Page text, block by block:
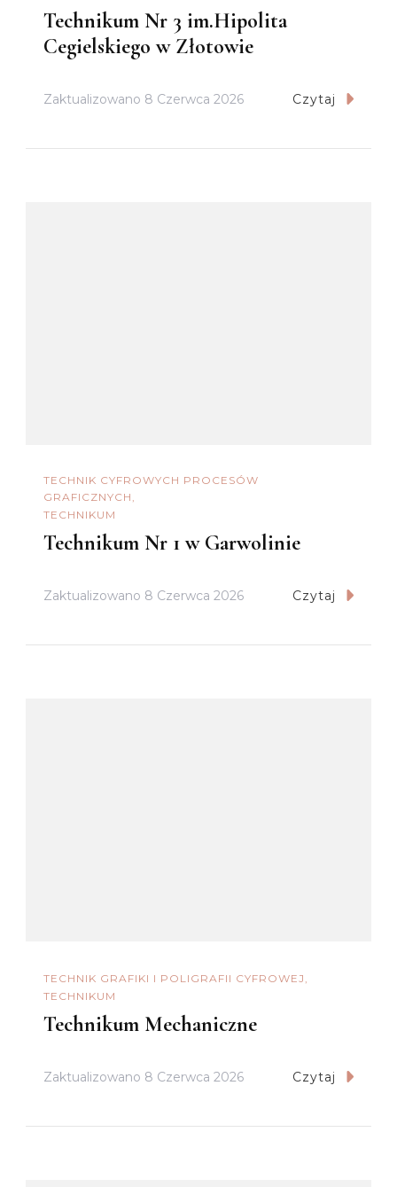
Technikum Nr 3 im.Hipolita
Cegielskiego w Złotowie
Zaktualizowano 8 Czerwca 2026 Czytaj
TECHNIK CYFROWYCH PROCESÓW
GRAFICZNYCH
TECHNIKUM
Technikum Nr 1 w Garwolinie
Zaktualizowano 8 Czerwca 2026 Czytaj
TECHNIK GRAFIKI I POLIGRAFII CYFROWEJ
TECHNIKUM
Technikum Mechaniczne
Zaktualizowano 8 Czerwca 2026 Czytaj